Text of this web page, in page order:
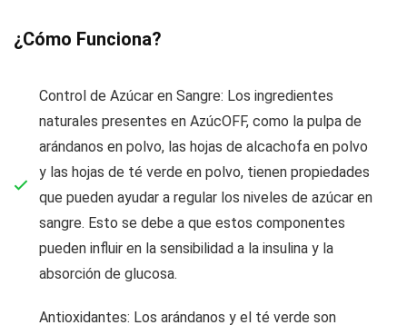
¿Cómo Funciona?
Control de Azúcar en Sangre: Los ingredientes
naturales presentes en AzúcOFF, como la pulpa de
arándanos en polvo, las hojas de alcachofa en polvo
y las hojas de té verde en polvo, tienen propiedades
que pueden ayudar a regular los niveles de azúcar en
sangre. Esto se debe a que estos componentes
pueden influir en la sensibilidad a la insulina y la
absorción de glucosa.
Antioxidantes: Los arándanos y el té verde son